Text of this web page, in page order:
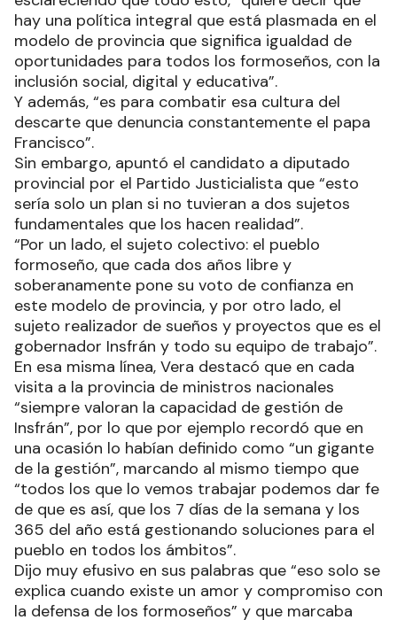
hay una política integral que está plasmada en el
modelo de provincia que significa igualdad de
oportunidades para todos los formoseños, con la
inclusión social, digital y educativa”.
Y además, “es para combatir esa cultura del
descarte que denuncia constantemente el papa
Francisco”.
Sin embargo, apuntó el candidato a diputado
provincial por el Partido Justicialista que “esto
sería solo un plan si no tuvieran a dos sujetos
fundamentales que los hacen realidad”.
“Por un lado, el sujeto colectivo: el pueblo
formoseño, que cada dos años libre y
soberanamente pone su voto de confianza en
este modelo de provincia, y por otro lado, el
sujeto realizador de sueños y proyectos que es el
gobernador Insfrán y todo su equipo de trabajo”.
En esa misma línea, Vera destacó que en cada
visita a la provincia de ministros nacionales
“siempre valoran la capacidad de gestión de
Insfrán”, por lo que por ejemplo recordó que en
una ocasión lo habían definido como “un gigante
de la gestión”, marcando al mismo tiempo que
“todos los que lo vemos trabajar podemos dar fe
de que es así, que los 7 días de la semana y los
365 del año está gestionando soluciones para el
pueblo en todos los ámbitos”.
Dijo muy efusivo en sus palabras que “eso solo se
explica cuando existe un amor y compromiso con
la defensa de los formoseños” y que marcaba